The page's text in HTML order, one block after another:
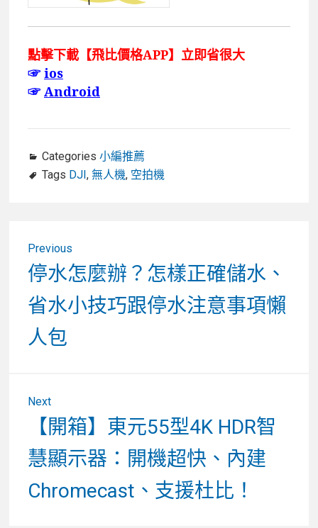
點擊下載【飛比價格APP】立即省很大
☞ios
☞Android
Categories 小編推薦
Tags DJI , 無人機, 空拍機
Previous
Previous
post:
停水怎麼辦？怎樣正確儲水、
省水小技巧跟停水注意事項懶
人包
Next
Next
post:
【開箱】東元55型4K HDR智
慧顯示器：開機超快、內建
Chromecast、支援杜比！